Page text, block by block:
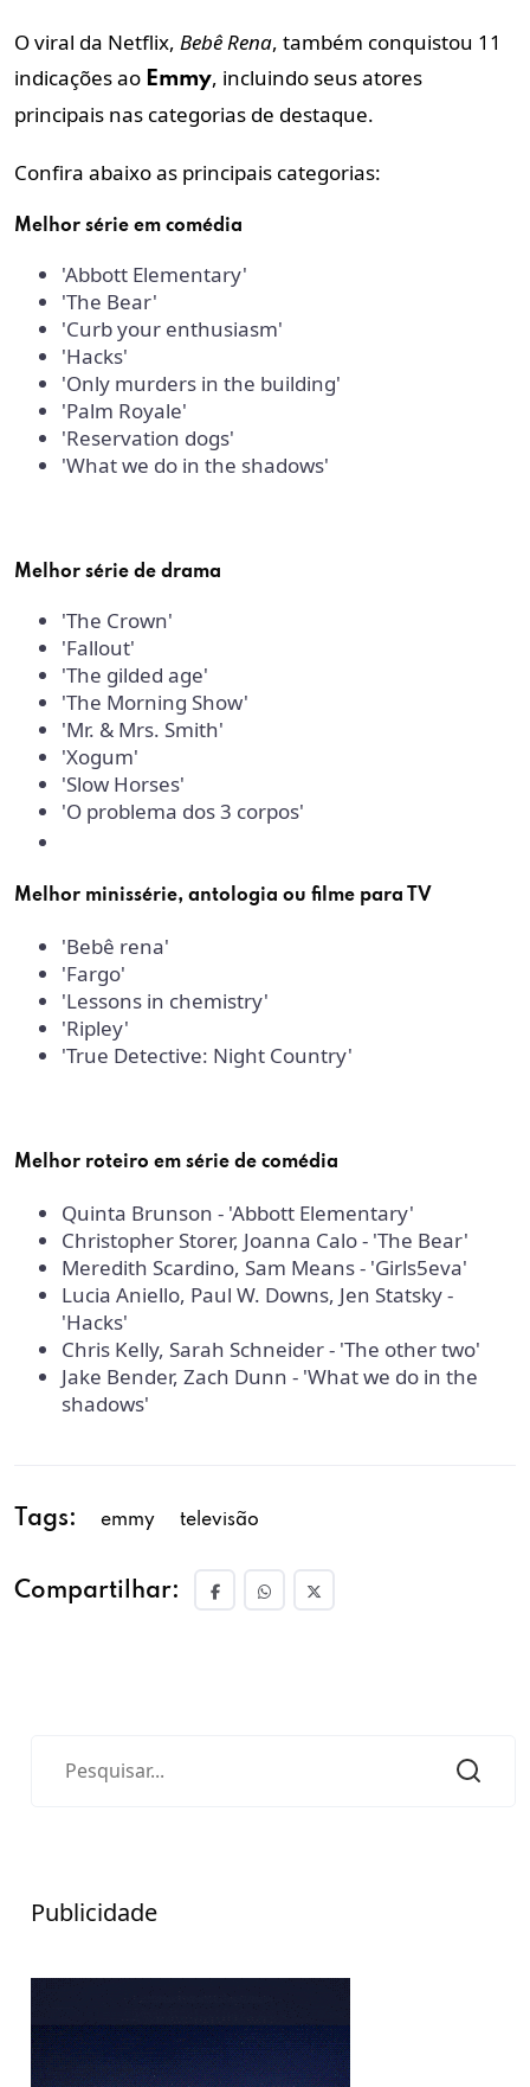
O viral da Netflix, Bebê Rena, também conquistou 11
indicações ao Emmy, incluindo seus atores
principais nas categorias de destaque.
Confira abaixo as principais categorias:
Melhor série em comédia
'Abbott Elementary'
'The Bear'
'Curb your enthusiasm'
'Hacks'
'Only murders in the building'
'Palm Royale'
'Reservation dogs'
'What we do in the shadows'
Melhor série de drama
'The Crown'
'Fallout'
'The gilded age'
'The Morning Show'
'Mr. & Mrs. Smith'
'Xogum'
'Slow Horses'
'O problema dos 3 corpos'
Melhor minissérie, antologia ou filme para TV
'Bebê rena'
'Fargo'
'Lessons in chemistry'
'Ripley'
'True Detective: Night Country'
Melhor roteiro em série de comédia
Quinta Brunson - 'Abbott Elementary'
Christopher Storer, Joanna Calo - 'The Bear'
Meredith Scardino, Sam Means - 'Girls5eva'
Lucia Aniello, Paul W. Downs, Jen Statsky -
'Hacks'
Chris Kelly, Sarah Schneider - 'The other two'
Jake Bender, Zach Dunn - 'What we do in the
shadows'
Tags: emmy televisão
Compartilhar:
Publicidade